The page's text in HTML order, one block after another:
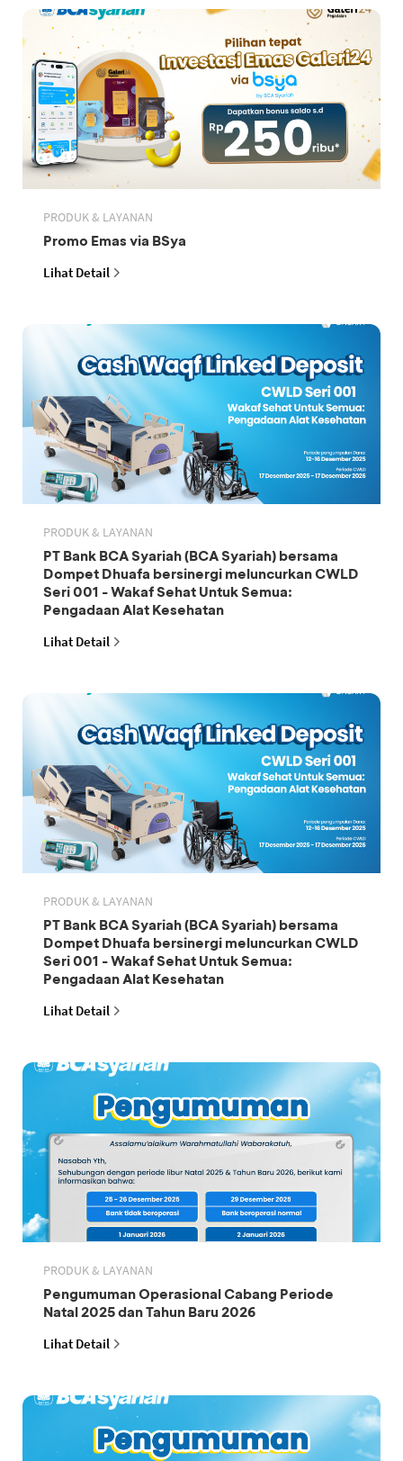
PRODUK & LAYANAN
Promo Emas via BSya
Lihat Detail
PRODUK & LAYANAN
PT Bank BCA Syariah (BCA Syariah) bersama
Dompet Dhuafa bersinergi meluncurkan CWLD
Seri 001 - Wakaf Sehat Untuk Semua:
Pengadaan Alat Kesehatan
Lihat Detail
PRODUK & LAYANAN
PT Bank BCA Syariah (BCA Syariah) bersama
Dompet Dhuafa bersinergi meluncurkan CWLD
Seri 001 - Wakaf Sehat Untuk Semua:
Pengadaan Alat Kesehatan
Lihat Detail
PRODUK & LAYANAN
Pengumuman Operasional Cabang Periode
Natal 2025 dan Tahun Baru 2026
Lihat Detail